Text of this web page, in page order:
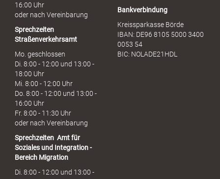
16:00 Uhr
oder nach Vereinbarung
Sprechzeiten
Straßenverkehrsamt
Mo. geschlossen
Di. 8:00 - 12:00 und 13:00 -
18:00 Uhr
Mi. 8:00 - 12:00 Uhr
Do. 8:00 - 12:00 und 13:00 -
16:00 Uhr
Fr. 8:00 - 11:30 Uhr
oder nach Vereinbarung
Sprechzeiten Amt für
Soziales und Integration -
Bereich Migration
Di. 8:00 - 12:00 und 13:00 -
Bankverbindung
Kreissparkasse Börde
IBAN: DE96 8105 5000 3400
0053 54
BIC: NOLADE21HDL